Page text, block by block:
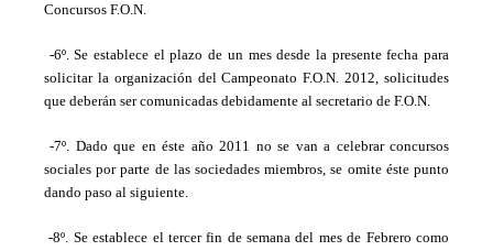
Concursos F.O.N.
-6º. Se establece el plazo de un mes desde la presente fecha para
solicitar la organización del Campeonato F.O.N. 2012, solicitudes
que deberán ser comunicadas debidamente al secretario de F.O.N.
-7º. Dado que en éste año 2011 no se van a celebrar concursos
sociales por parte de las sociedades miembros, se omite éste punto
dando paso al siguiente.
-8º. Se establece el tercer fin de semana del mes de Febrero como